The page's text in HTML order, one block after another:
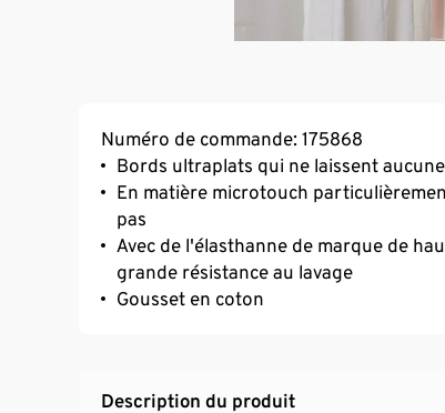
Numéro de commande: 175868
Bords ultraplats qui ne laissent
En matière microtouch
pas
Avec de l'élasthanne de marque de
grande résistance au lavage
Gousset en coton
Description du produit